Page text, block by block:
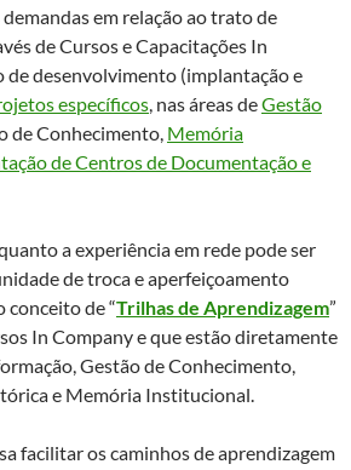
em relação ao trato de
de Cursos e Capacitações In
de desenvolvimento (implantação e
específicos, nas áreas deGestão
de Conhecimento, Memória
de Centros de Documentação e
a experiência em rede pode ser
de troca e aperfeiçoamento
conceito de “Trilhas de Aprendizagem”
In Company e que estão diretamente
Gestão de Conhecimento,
e Memória Institucional.
facilitar os caminhos de aprendizagem